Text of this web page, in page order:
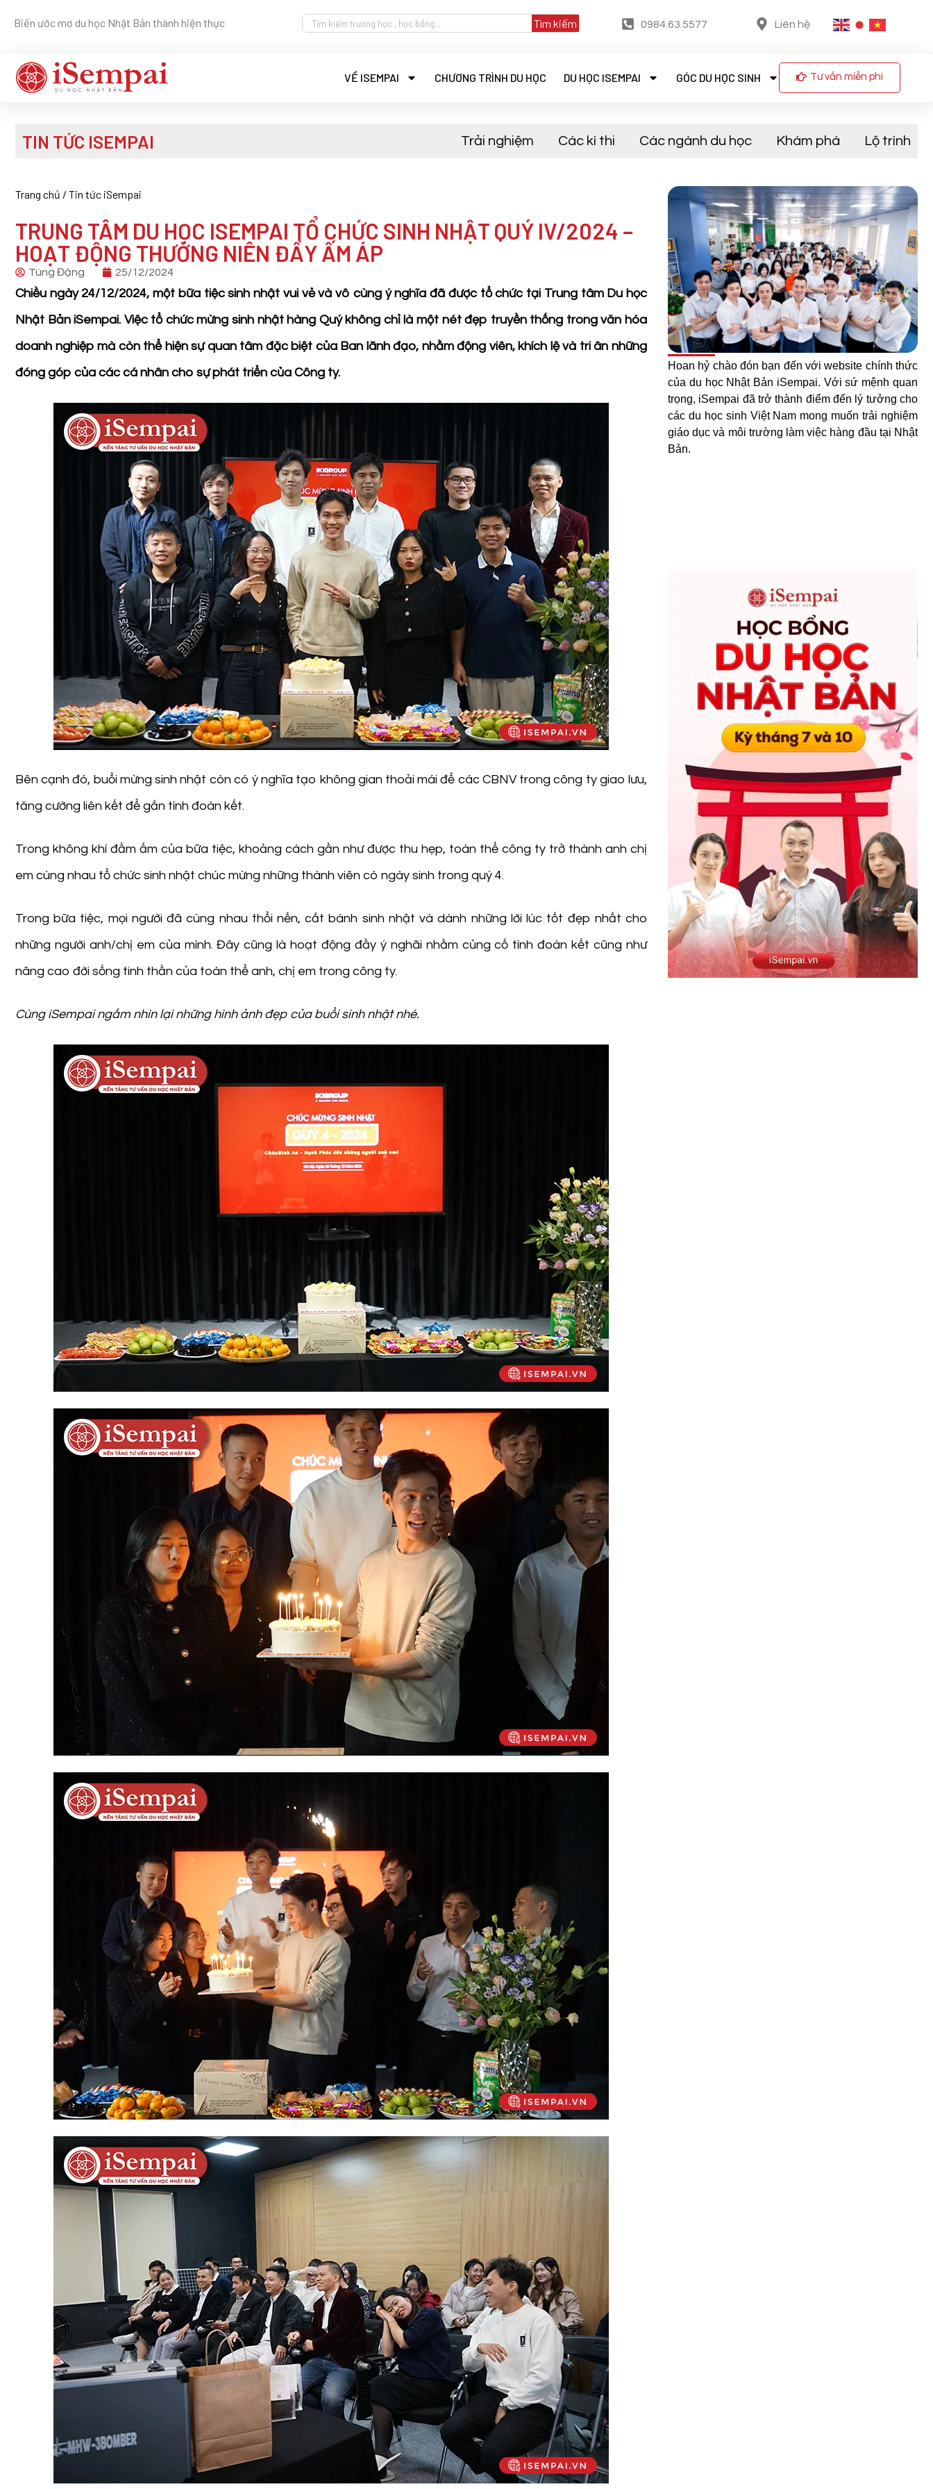
Biến ước mơ du học Nhật Bản thành hiện thực Tìm kiếm 0984.63.5577 Liên hệ
VỀ ISEMPAI CHƯƠNG TRÌNH DU HỌC DU HỌC ISEMPAI GÓC DU HỌC SINH Tư vấn miễn phí
TIN TỨC ISEMPAI Trải nghiệm Các kì thi Các ngành du học Khám phá Lộ trình
Trang chủ / Tin tức iSempai
TRUNG TÂM DU HỌC ISEMPAI TỔ CHỨC SINH NHẬT QUÝ IV/2024 –
HOẠT ĐỘNG THƯỜNG NIÊN ĐẦY ẤM ÁP
Tùng Đặng 25/12/2024
Chiều ngày 24/12/2024, một bữa tiệc sinh nhật vui vẻ và vô cùng ý nghĩa đã được tổ chức tại Trung tâm Du học
Nhật Bản iSempai. Việc tổ chức mừng sinh nhật hàng Quý không chỉ là một nét đẹp truyền thống trong văn hóa
doanh nghiệp mà còn thể hiện sự quan tâm đặc biệt của Ban lãnh đạo, nhằm động viên, khích lệ và tri ân những
đóng góp của các cá nhân cho sự phát triển của Công ty.
Bên cạnh đó, buổi mừng sinh nhật còn có ý nghĩa tạo không gian thoải mái để các CBNV trong công ty giao lưu,
tăng cường liên kết để gắn tình đoàn kết.
Trong không khí đầm ấm của bữa tiệc, khoảng cách gần như được thu hẹp, toàn thể công ty trở thành anh chị
em cùng nhau tổ chức sinh nhật chúc mừng những thành viên có ngày sinh trong quý 4.
Trong bữa tiệc, mọi người đã cùng nhau thổi nến, cắt bánh sinh nhật và dành những lời lúc tốt đẹp nhất cho
những người anh/chị em của mình. Đây cũng là hoạt động đầy ý nghãi nhằm củng cố tình đoàn kết cũng như
nâng cao đời sống tinh thần của toàn thể anh, chị em trong công ty.
Cùng iSempai ngắm nhìn lại những hình ảnh đẹp của buổi sinh nhật nhé.
Hoan hỷ chào đón bạn đến với website chính thức
của du học Nhật Bản iSempai. Với sứ mệnh quan
trọng, iSempai đã trở thành điểm đến lý tưởng cho
các du học sinh Việt Nam mong muốn trải nghiệm
giáo dục và môi trường làm việc hàng đầu tại Nhật
Bản.